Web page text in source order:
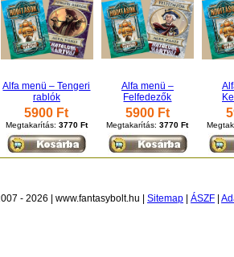
Alfa menü – Tengeri
rablók
Alfa menü –
Felfedezők
5900 Ft
Megtakarítás: 3770 Ft
5900 Ft
Megtakarítás:3770 Ft
- 2026 | www.fantasybolt.hu | Sitemap ÁSZF